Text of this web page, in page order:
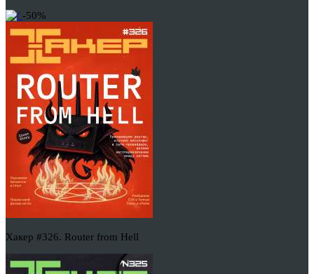
-50%
Хакер #326. Router from Hell